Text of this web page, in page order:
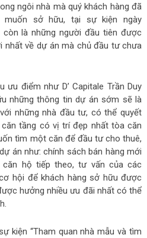
ngôi nhà mà quý khách hàng đã
sở hữu, tại sự kiện ngày
còn là những người đầu tiên được
nhất về dự án mà chủ đầu tư chưa
ưu điểm như D’ Capitale Trần Duy
những thông tin dự án sớm sẽ là
những nhà đầu tư, có thể quyết
tầng có vị trí đẹp nhất tòa căn
tìm một căn để đầu tư cho thuê,
án như: chính sách bán hàng mới
hộ tiếp theo, tư vấn của các
hội để khách hàng sở hữu được
hưởng nhiều ưu đãi nhất có thể
kiện “Tham quan nhà mẫu và tìm